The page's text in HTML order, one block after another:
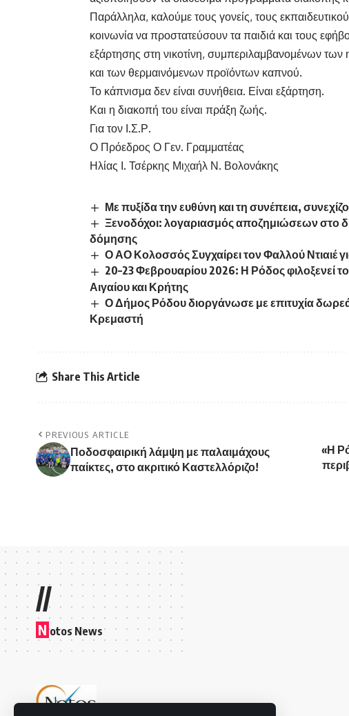
Παράλληλα, καλούμε τους γονείς, τους
κοινωνία να προστατεύσουν τα παιδιά και τους
εξάρτησης στη νικοτίνη, συμπεριλαμβανομένων των
και των θερμαινόμενων προϊόντων καπνού.
Το κάπνισμα δεν είναι συνήθεια. Είναι εξάρτηση.
Και η διακοπή του είναι πράξη ζωής.
Για τον Ι.Σ.Ρ.
Ο Πρόεδρος Ο Γεν. Γραμματέας
Ηλίας Ι. Τσέρκης Μιχαήλ Ν. Βολονάκης
Με πυξίδα την ευθύνη και τη συνέπεια,
Ξενοδόχοι: λογαριασμός αποζημιώσεων στο
δόμησης
Ο ΑΟ Κολοσσός Συγχαίρει τον Φαλλού Ντιαιέ
20–23 Φεβρουαρίου 2026: Η Ρόδος φιλοξενεί
Αιγαίου και Κρήτης
Ο Δήμος Ρόδου διοργάνωσε με επιτυχία
Κρεμαστή
Share This Article
PREVIOUS ARTICLE
Ποδοσφαιρική λάμψη με παλαιμάχους
παίκτες, στο ακριτικό Καστελλόριζο!
«Η
//
N otos News